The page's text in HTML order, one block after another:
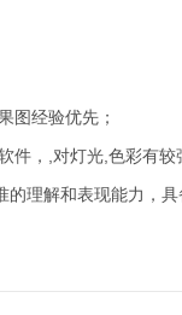
图经验优先；
，,对灯光,色彩有较
理解和表现能力，具